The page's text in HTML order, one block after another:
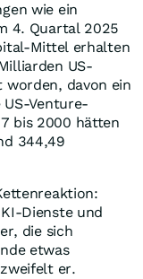
wie ein
4. Quartal 2025
Mittel erhalten
US-
worden, davon ein
US-Venture-
bis 2000 hätten
344,49
Dienste und
die sich
etwas
er.